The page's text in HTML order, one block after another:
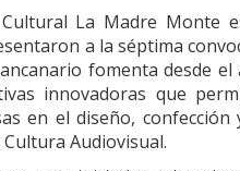
La Madre Monte
a la séptima
fomenta desde
innovadoras que
en el diseño,
Audiovisual.